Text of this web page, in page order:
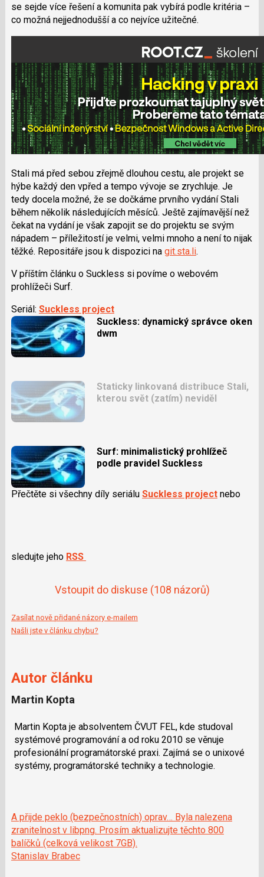
se sejde více řešení a komunita pak vybírá podle kritéria –
co možná nejjednodušší a co nejvíce užitečné.
Stali má před sebou zřejmě dlouhou cestu, ale projekt se
hýbe každý den vpřed a tempo vývoje se zrychluje. Je
tedy docela možné, že se dočkáme prvního vydání Stali
během několik následujících měsíců. Ještě zajímavější než
čekat na vydání je však zapojit se do projektu se svým
nápadem – příležitostí je velmi, velmi mnoho a není to nijak
těžké. Repositáře jsou k dispozici na git.sta.li.
V příštím článku o Suckless si povíme o webovém
prohlížeči Surf.
Seriál: Suckless project
Suckless: dynamický správce oken
dwm
Staticky linkovaná distribuce Stali,
kterou svět (zatím) neviděl
Surf: minimalistický prohlížeč
podle pravidel Suckless
Přečtěte si všechny díly seriálu Suckless projectnebo
sledujte jeho RSS
Vstoupit do diskuse (108 názorů)
Zasílat nově přidané názory e-mailem
Našli jste v článku chybu?
Autor článku
Martin Kopta
Martin Kopta je absolventem ČVUT FEL, kde studoval
systémové programování a od roku 2010 se věnuje
profesionální programátorské praxi. Zajímá se o unixové
systémy, programátorské techniky a technologie.
A přijde peklo (bezpečnostních) oprav… Byla nalezena
zranitelnost v libpng. Prosím aktualizujte těchto 800
balíčků (celková velikost 7GB).
Stanislav Brabec